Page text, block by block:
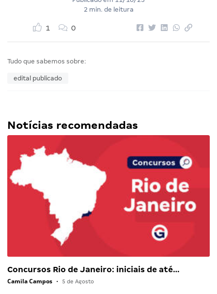
2 min. de leitura
1 0
Tudo que sabemos sobre:
edital publicado
Notícias recomendadas
Concursos Rio de Janeiro: iniciais de até…
Camila Campos • 5 de Agosto